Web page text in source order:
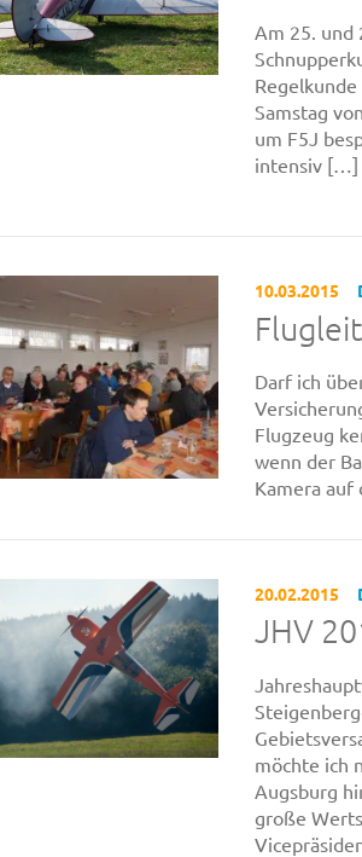
Am 25. und
Samstag
um F5J
intensiv […]
10.03.2015
Darf ich
Flugzeug
wenn der
Kamera auf
20.02.2015
JHV
möchte ich
Augsburg
große